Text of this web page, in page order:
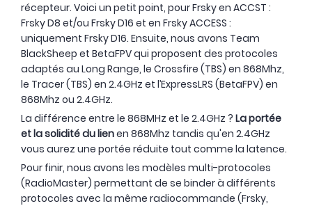
récepteur. Voici un petit point, pour Frsky en ACCST :
Frsky D8 et/ou Frsky D16 et en Frsky ACCESS :
uniquement Frsky D16. Ensuite, nous avons Team
BlackSheep et BetaFPV qui proposent des protocoles
adaptés au Long Range, le Crossfire (TBS) en 868Mhz,
le Tracer (TBS) en 2.4GHz et l’ExpressLRS (BetaFPV) en
868Mhz ou 2.4GHz.
La différence entre le 868MHz et le 2.4GHz ? La portée
et la solidité du lienen 868Mhz tandis qu'en 2.4GHz
vous aurez une portée réduite tout comme la latence.
Pour finir, nous avons les modèles multi-protocoles
(RadioMaster) permettant de se binder à différents
protocoles avec la même radiocommande (Frsky,